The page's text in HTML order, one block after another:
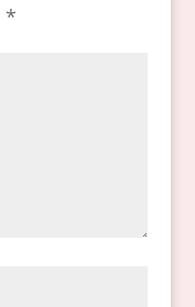
*